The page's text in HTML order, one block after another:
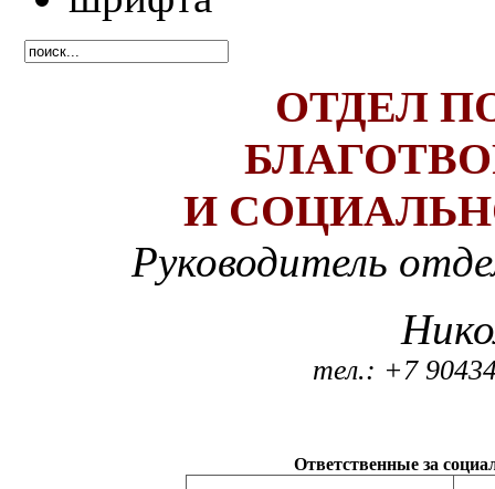
ОТДЕЛ
И
Руководитель
тел.: +7
Ответственные за